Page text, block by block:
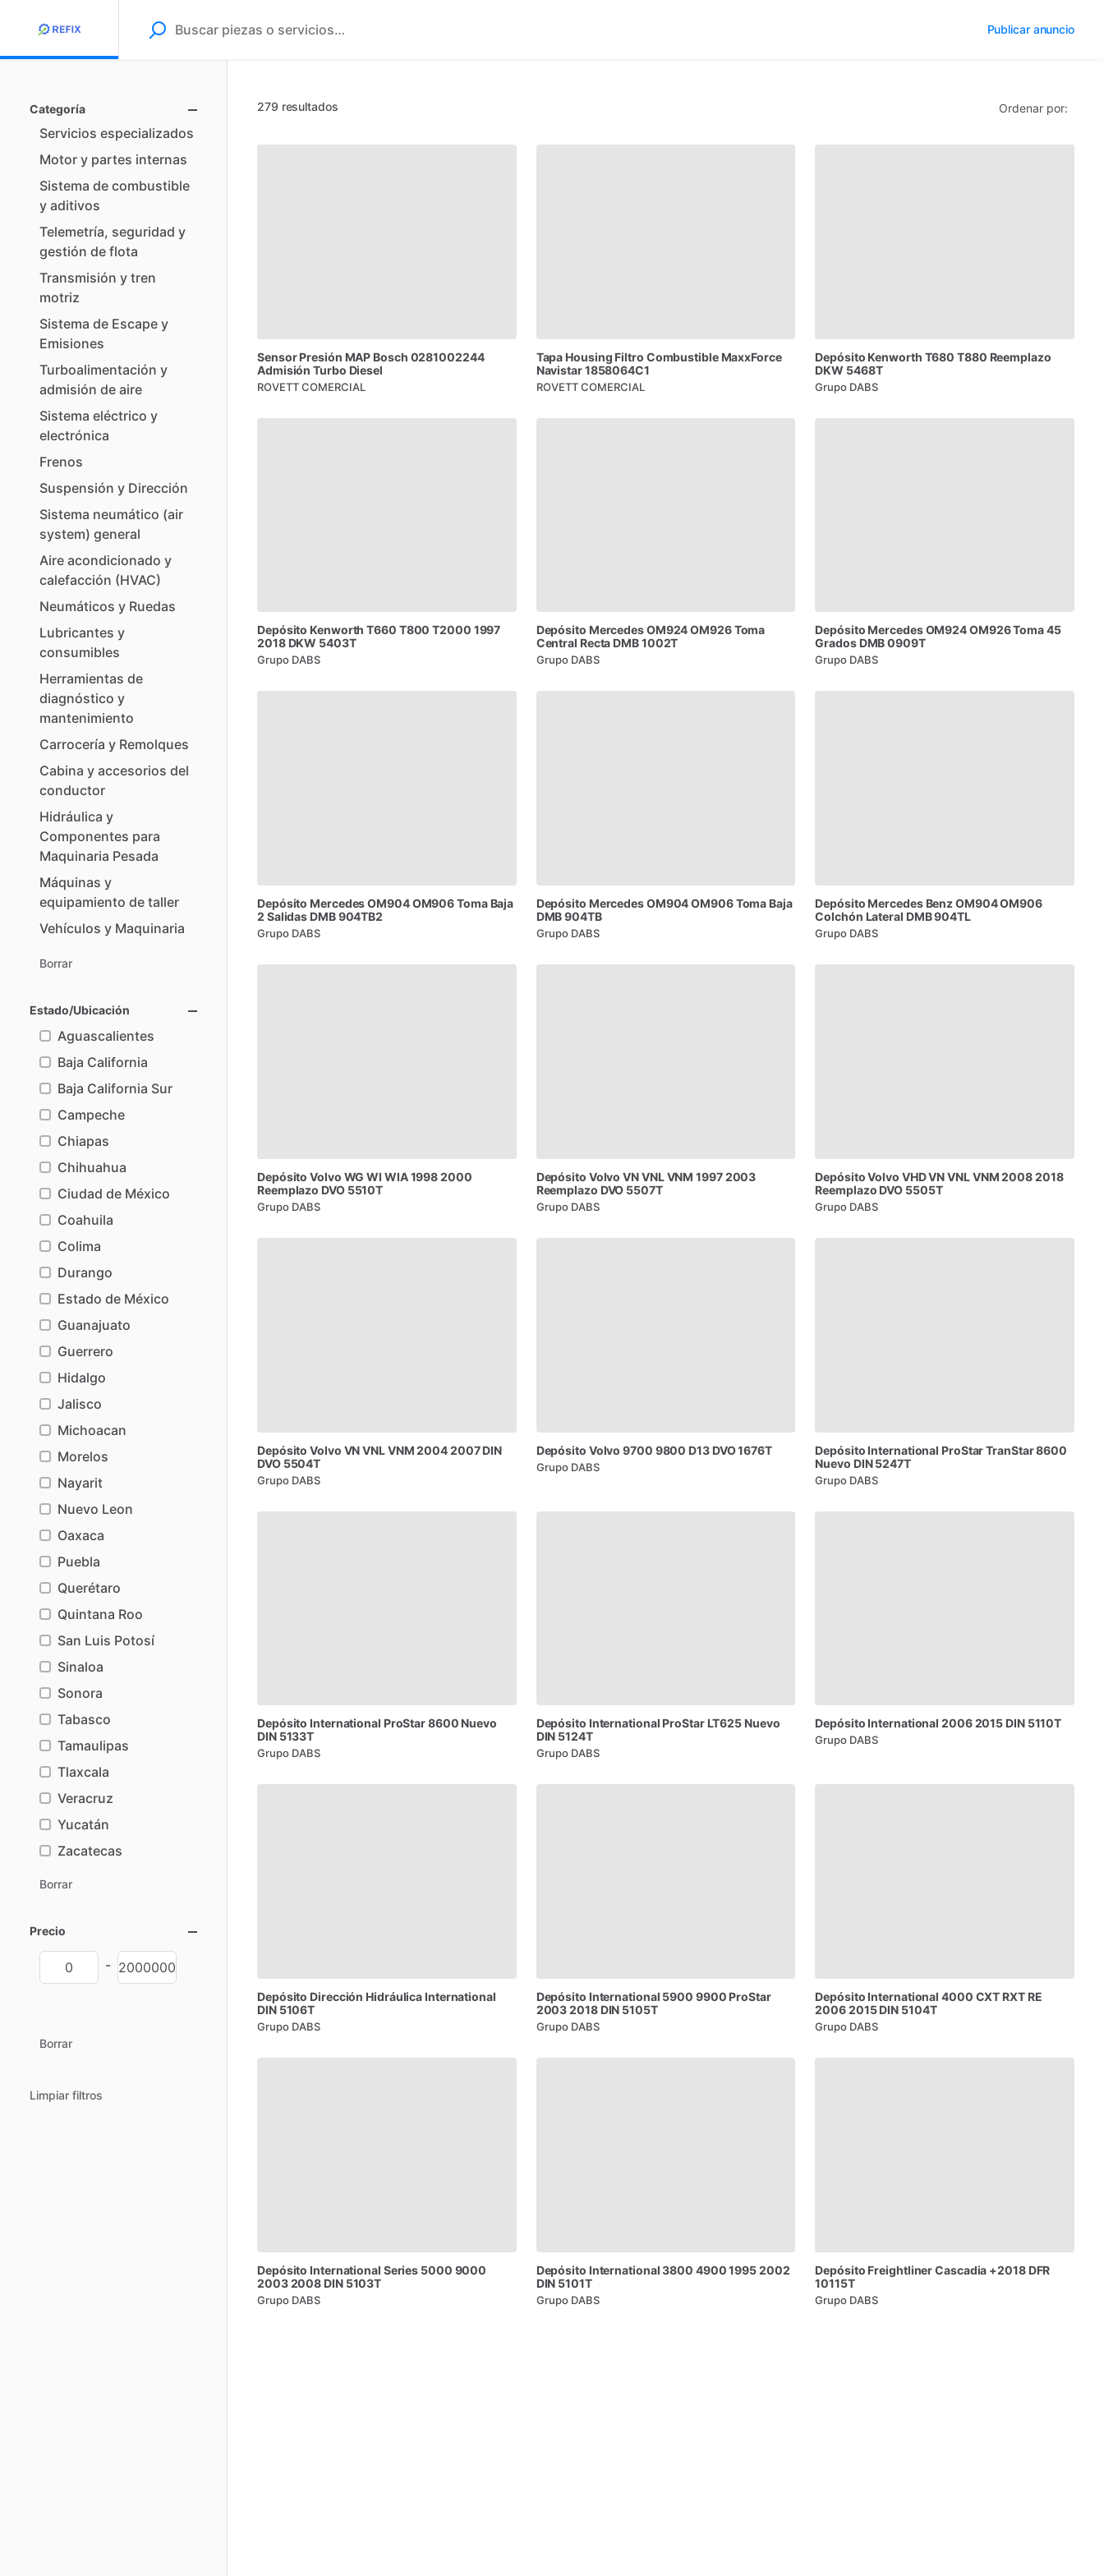
Publicar anuncio
Categoría
Servicios especializados
Motor y partes internas
Sistema de combustible
y aditivos
Telemetría, seguridad y
gestión de flota
Transmisión y tren
motriz
Sistema de Escape y
Emisiones
Turboalimentación y
admisión de aire
Sistema eléctrico y
electrónica
Frenos
Suspensión y Dirección
Sistema neumático (air
system) general
Aire acondicionado y
calefacción (HVAC)
Neumáticos y Ruedas
Lubricantes y
consumibles
Herramientas de
diagnóstico y
mantenimiento
Carrocería y Remolques
Cabina y accesorios del
conductor
Hidráulica y
Componentes para
Maquinaria Pesada
Máquinas y
equipamiento de taller
Vehículos y Maquinaria
Borrar
Estado/Ubicación
Aguascalientes
Baja California
Baja California Sur
Campeche
Chiapas
Chihuahua
Ciudad de México
Coahuila
Colima
Durango
Estado de México
Guanajuato
Guerrero
Hidalgo
Jalisco
Michoacan
Morelos
Nayarit
Nuevo Leon
Oaxaca
Puebla
Querétaro
Quintana Roo
San Luis Potosí
Sinaloa
Sonora
Tabasco
Tamaulipas
Tlaxcala
Veracruz
Yucatán
Zacatecas
Borrar
Precio
-
Borrar
Limpiar filtros
279 resultados Ordenar por:
Sensor Presión MAP Bosch 0281002244
Admisión Turbo Diesel
ROVETT COMERCIAL
Tapa Housing Filtro Combustible MaxxForce
Navistar1858064C1
ROVETT COMERCIAL
Depósito Kenworth T680 T880 Reemplazo
DKW 5468T
Grupo DABS
Depósito Kenworth T660 T800 T2000 1997
2018 DKW 5403T
Grupo DABS
Depósito MercedesOM924OM926Toma
Central Recta DMB1002T
Grupo DABS
Depósito MercedesOM924OM926Toma45
Grados DMB0909T
Grupo DABS
Depósito MercedesOM904OM906Toma Baja
2 Salidas DMB904TB2
Grupo DABS
Depósito MercedesOM904OM906Toma Baja
DMB904TB
Grupo DABS
Depósito Mercedes BenzOM904OM906
Colchón Lateral DMB904TL
Grupo DABS
Depósito Volvo WG WI WIA19982000
Reemplazo DVO 5510T
Grupo DABS
Depósito Volvo VNVNL VNM 19972003
Reemplazo DVO 5507T
Grupo DABS
Depósito Volvo VHDVNVNLVNM20082018
Reemplazo DVO 5505T
Grupo DABS
Depósito Volvo VNVNLVNM 20042007 DIN
DVO 5504T
Grupo DABS
Depósito Volvo 9700 9800 D13 DVO1676T
Grupo DABS
Depósito International ProStarTranStar8600
Nuevo DIN 5247T
Grupo DABS
Depósito International ProStar8600 Nuevo
DIN 5133T
Grupo DABS
Depósito International ProStar LT625 Nuevo
DIN 5124T
Grupo DABS
Depósito International 20062015 DIN 5110T
Grupo DABS
Depósito Dirección Hidráulica International
DIN 5106T
Grupo DABS
Depósito International 5900 9900 ProStar
20032018 DIN 5105T
Grupo DABS
Depósito International 4000 CXT RXT RE
20062015 DIN 5104T
Grupo DABS
Depósito International Series 5000 9000
20032008 DIN 5103T
Grupo DABS
Depósito International3800 4900 19952002
DIN 5101T
Grupo DABS
Depósito FreightlinerCascadia +2018 DFR
10115T
Grupo DABS